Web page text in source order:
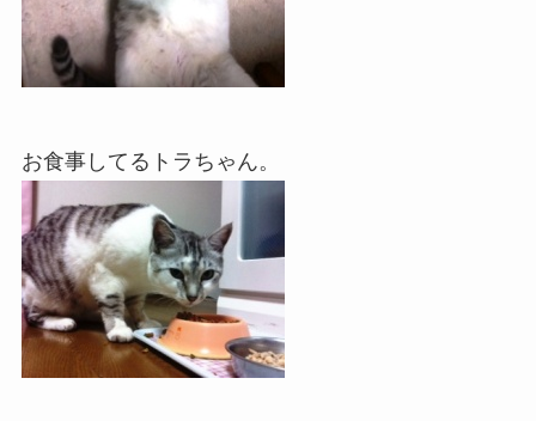
お食事してるトラちゃん。